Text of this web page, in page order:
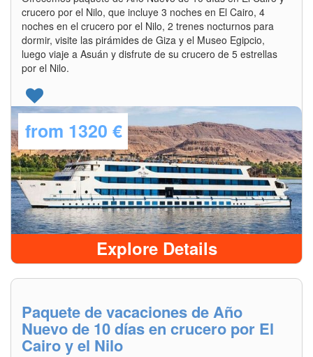
crucero por el Nilo, que incluye 3 noches en El Cairo, 4
noches en el crucero por el Nilo, 2 trenes nocturnos para
dormir, visite las pirámides de Giza y el Museo Egipcio,
luego viaje a Asuán y disfrute de su crucero de 5 estrellas
por el Nilo.
from 1320 €
Explore Details
Paquete de vacaciones de Año
Nuevo de 10 días en crucero por El
Cairo y el Nilo